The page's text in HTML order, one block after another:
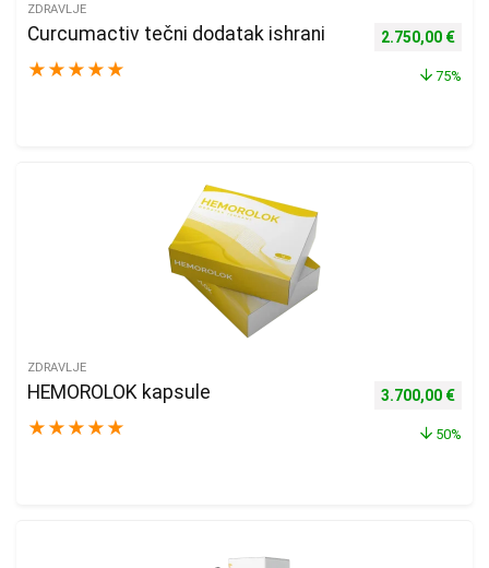
ZDRAVLJE
Curcumactiv tečni dodatak ishrani
★ ★ ★ ★ ★
Izvorna cijena
2.750,00 €
75%
ZDRAVLJE
HEMOROLOK kapsule
★ ★ ★ ★ ★
Izvorna cijena
3.700,00 €
50%